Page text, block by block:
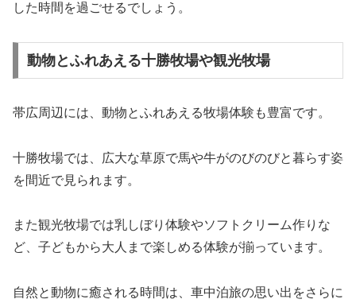
した時間を過ごせるでしょう。
動物とふれあえる十勝牧場や観光牧場
帯広周辺には、動物とふれあえる牧場体験も豊富です。
十勝牧場では、広大な草原で馬や牛がのびのびと暮らす姿
を間近で見られます。
また観光牧場では乳しぼり体験やソフトクリーム作りな
ど、子どもから大人まで楽しめる体験が揃っています。
自然と動物に癒される時間は、車中泊旅の思い出をさらに